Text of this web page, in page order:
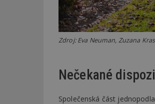
Zdroj: Eva Neuman, Zuzana
Nečekané
Společenská část